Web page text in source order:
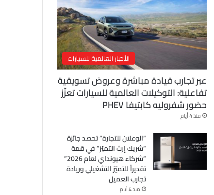
ر
و
ن
ي
الأخبار العالمية للسيارات
عبر تجارب قيادة مباشرة وعروض تسويقية
تفاعلية: التوكيلات العالمية للسيارات تعزّز
حضور شفروليه كابتيفا PHEV
منذ 4 أيام
“الوعلان للتجارة” تحصد جائزة
“شريك إرث التميّز” في قمة
“شركاء هيونداي لعام 2026”
تقديراً للتميّز التشغيلي وريادة
تجارب العميل
منذ 4 أيام